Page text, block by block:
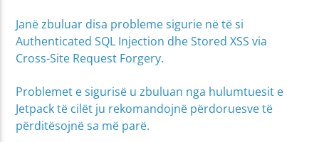
Janë zbuluar disa probleme sigurie në të si
Authenticated SQL Injection dhe Stored XSS via
Cross-Site Request Forgery.
Problemet e sigurisë u zbuluan nga hulumtuesit e
Jetpack të cilët ju rekomandojnë përdoruesve të
përditësojnë sa më parë.